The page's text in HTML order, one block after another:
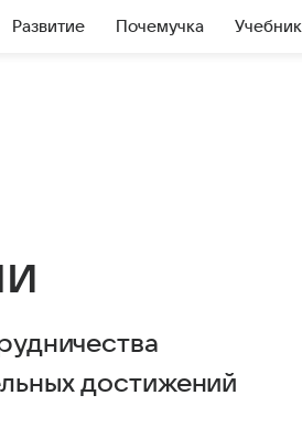
Развитие Почемучка Учебник
достижений